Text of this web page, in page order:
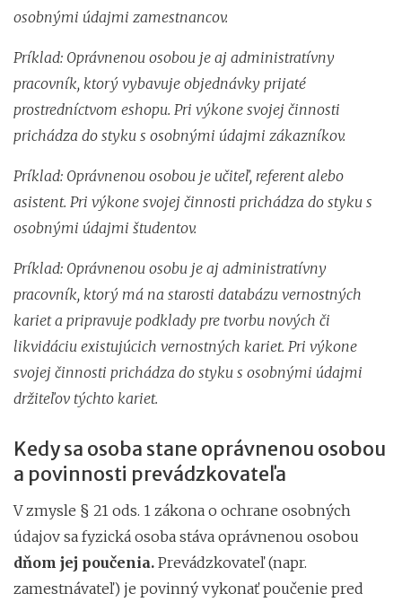
osobnými údajmi zamestnancov.
Príklad: Oprávnenou osobou je aj administratívny
pracovník, ktorý vybavuje objednávky prijaté
prostredníctvom eshopu. Pri výkone svojej činnosti
prichádza do styku s osobnými údajmi zákazníkov.
Príklad: Oprávnenou osobou je učiteľ, referent alebo
asistent. Pri výkone svojej činnosti prichádza do styku s
osobnými údajmi študentov.
Príklad: Oprávnenou osobu je aj administratívny
pracovník, ktorý má na starosti databázu vernostných
kariet a pripravuje podklady pre tvorbu nových či
likvidáciu existujúcich vernostných kariet. Pri výkone
svojej činnosti prichádza do styku s osobnými údajmi
držiteľov týchto kariet.
Kedy sa osoba stane oprávnenou osobou
a povinnosti prevádzkovateľa
V zmysle § 21 ods. 1 zákona o ochrane osobných
údajov sa fyzická osoba stáva oprávnenou osobou
dňom jej poučenia. Prevádzkovateľ (napr.
zamestnávateľ) je povinný vykonať poučenie pred